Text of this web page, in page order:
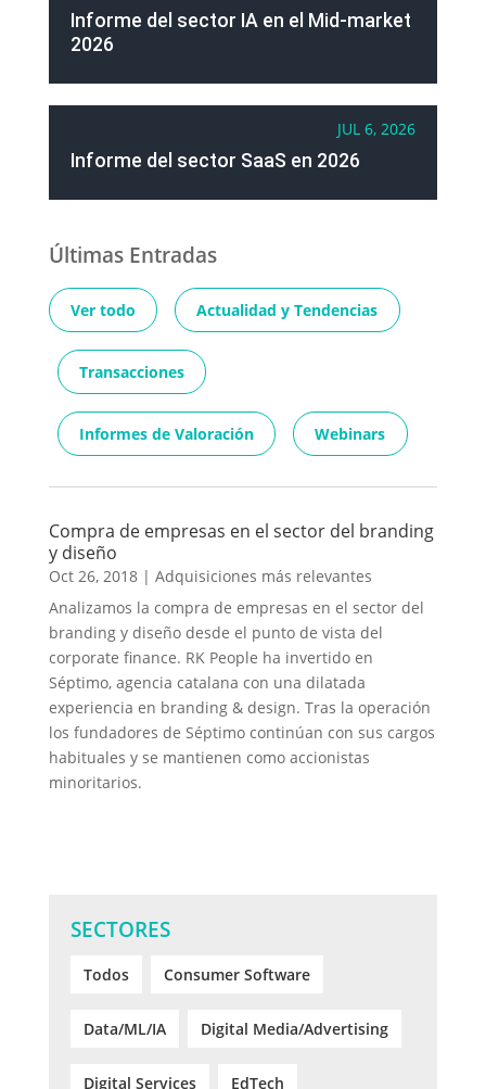
Informe del sector IA en el Mid-market
2026
JUL 6, 2026
Informe del sector SaaS en 2026
Últimas Entradas
Ver todo Actualidad y Tendencias
Transacciones
Informes de Valoración Webinars
Compra de empresas en el sector del branding
y diseño
Oct 26, 2018| Adquisiciones más relevantes
Analizamos la compra de empresas en el sector del
branding y diseño desde el punto de vista del
corporate finance. RK People ha invertido en
Séptimo, agencia catalana con una dilatada
experiencia en branding & design. Tras la operación
los fundadores de Séptimo continúan con sus cargos
habituales y se mantienen como accionistas
minoritarios.
SECTORES
Todos Consumer Software
Data/ML/IA Digital Media/Advertising
Digital Services EdTech